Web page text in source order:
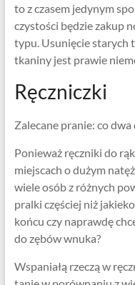
to z czasem jedynym
czystości będzie zakup
typu. Usunięcie starych
tkaniny jest prawie
Ręczniczki
Zalecane pranie: co dwa
Ponieważ ręczniki do
miejscach o dużym
wiele osób z różnych
pralki częściej niż
końcu czy naprawdę
do zębów wnuka?
Wspaniałą rzeczą w